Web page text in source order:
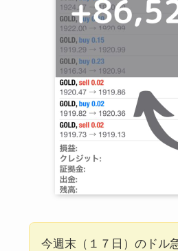
今週末（１７日）のドル